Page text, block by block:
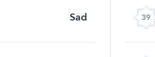
Sad 39